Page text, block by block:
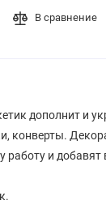
В сравнение
дополнит и
конверты.
работу и добавят